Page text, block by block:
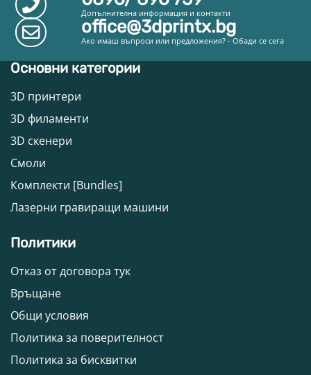
Допълнителна информация и контакти
office@3dprintx.bg
Ако имаш въпроси или предложения? - Обади се сега
Основни категории
3D принтери
3D филаменти
3D скенери
Смоли
Комплекти [Bundles]
Лазерни гравиращи машини
Политики
Отказ от договора тук
Връщане
Общи условия
Политика за поверителност
Политика за бисквитки